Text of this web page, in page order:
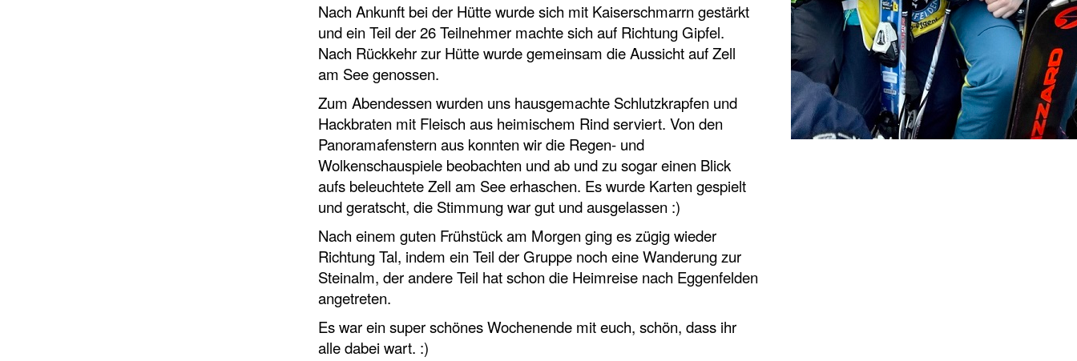
Nach Ankunft bei der Hütte wurde sich mit Kaiserschmarrn gestärkt
und ein Teil der 26 Teilnehmer machte sich auf Richtung Gipfel.
Nach Rückkehr zur Hütte wurde gemeinsam die Aussicht auf Zell
am See genossen.
Zum Abendessen wurden uns hausgemachte Schlutzkrapfen und
Hackbraten mit Fleisch aus heimischem Rind serviert. Von den
Panoramafenstern aus konnten wir die Regen- und
Wolkenschauspiele beobachten und ab und zu sogar einen Blick
aufs beleuchtete Zell am See erhaschen. Es wurde Karten gespielt
und geratscht, die Stimmung war gut und ausgelassen :)
Nach einem guten Frühstück am Morgen ging es zügig wieder
Richtung Tal, indem ein Teil der Gruppe noch eine Wanderung zur
Steinalm, der andere Teil hat schon die Heimreise nach Eggenfelden
angetreten.
Es war ein super schönes Wochenende mit euch, schön, dass ihr
alle dabei wart. :)